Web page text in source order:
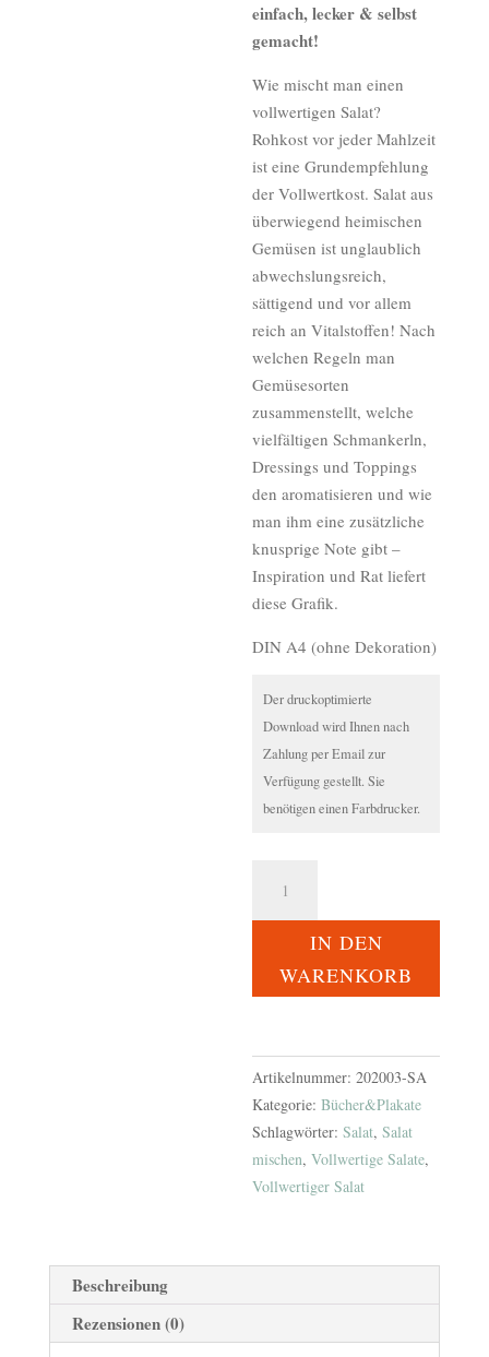
einfach, lecker & selbst
gemacht!
Wie mischt man einen
vollwertigen Salat?
Rohkost vor jeder Mahlzeit
ist eine Grundempfehlung
der Vollwertkost. Salat aus
überwiegend heimischen
Gemüsen ist unglaublich
abwechslungsreich,
sättigend und vor allem
reich an Vitalstoffen! Nach
welchen Regeln man
Gemüsesorten
zusammenstellt, welche
vielfältigen Schmankerln,
Dressings und Toppings
den aromatisieren und wie
man ihm eine zusätzliche
knusprige Note gibt –
Inspiration und Rat liefert
diese Grafik.
DIN A4 (ohne Dekoration)
Der druckoptimierte
Download wird Ihnen nach
Zahlung per Email zur
Verfügung gestellt. Sie
benötigen einen Farbdrucker.
Vollwertige
Salate
Menge
IN DEN
WARENKORB
Artikelnummer:202003-SA
Kategorie:Bücher&Plakate
Schlagwörter:Salat,Salat
mischen,Vollwertige Salate,
Vollwertiger Salat
Beschreibung
Rezensionen (0)